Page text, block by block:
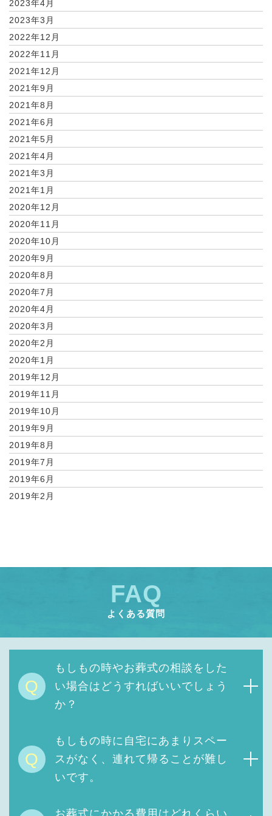
2023年4月
2023年3月
2022年12月
2022年11月
2021年12月
2021年9月
2021年8月
2021年6月
2021年5月
2021年4月
2021年3月
2021年1月
2020年12月
2020年11月
2020年10月
2020年9月
2020年8月
2020年7月
2020年4月
2020年3月
2020年2月
2020年1月
2019年12月
2019年11月
2019年10月
2019年9月
2019年8月
2019年7月
2019年6月
2019年2月
FAQ
よくある質問
Q
もしもの時やお葬式の相談をした
い場合はどうすればいいでしょう
か？
Q
もしもの時に自宅にあまりスペー
スがなく、連れて帰ることが難し
いです。